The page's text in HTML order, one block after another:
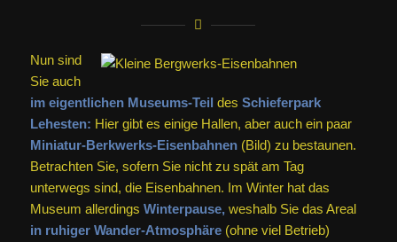
Nun sind
Sie auch
im eigentlichen Museums-Teil des Schieferpark
Lehesten: Hier gibt es einige Hallen, aber auch ein paar
Miniatur-Berkwerks-Eisenbahnen(Bild) zu bestaunen.
Betrachten Sie, sofern Sie nicht zu spät am Tag
unterwegs sind, die Eisenbahnen. Im Winter hat das
Museum allerdings Winterpause,weshalb Sie das Areal
in ruhiger Wander-Atmosphäre(ohne viel Betrieb)